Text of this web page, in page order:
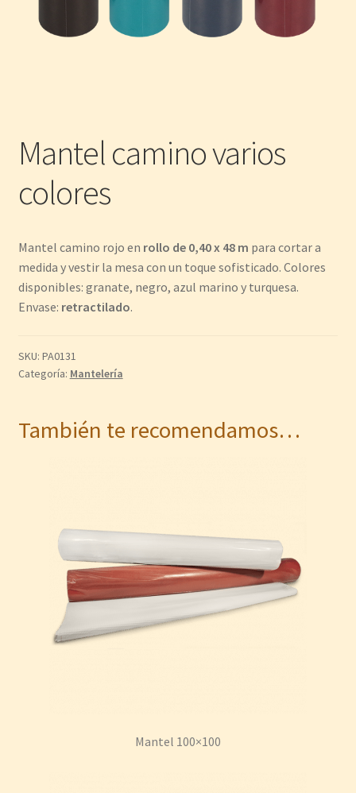
Mantel camino varios
colores
Mantel camino rojo en rollo de 0,40 x 48 m para cortar a
medida y vestir la mesa con un toque sofisticado. Colores
disponibles: granate, negro, azul marino y turquesa.
Envase: retractilado.
SKU: PA0131
Categoría: Mantelería
También te recomendamos…
Mantel 100×100